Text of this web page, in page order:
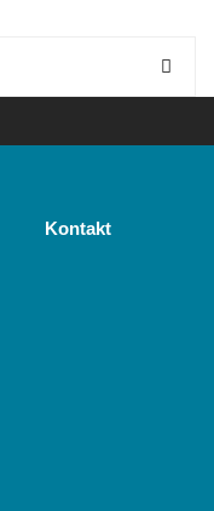
Kontakt